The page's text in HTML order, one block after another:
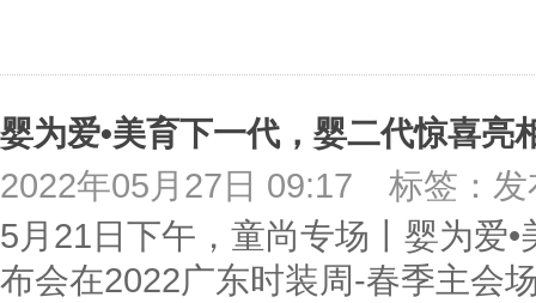
婴为爱•美育下一代，婴二代惊喜亮
2022年05月27日 09:17
标签：
5月21日下午，童尚专场丨婴为
布会在2022广东时装周-春季主会